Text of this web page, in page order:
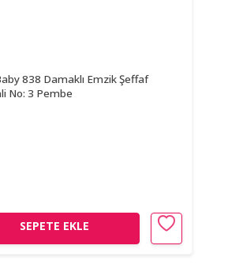
838 Damaklı Emzik Şeffaf
No: 3 Pembe
SEPETE EKLE